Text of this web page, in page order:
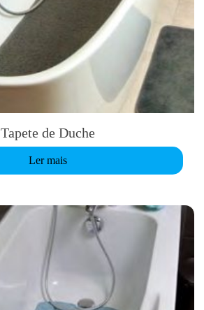
Tapete de Duche
Ler mais